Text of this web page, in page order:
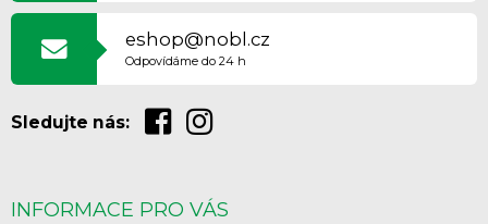
eshop@nobl.cz
Odpovídáme do 24 h
Sledujte nás:
INFORMACE PRO VÁS